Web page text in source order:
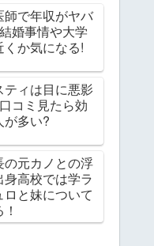
師で年収がヤバ
婚事情や大学
くか気になる!
ティは目に悪影
コミ見たら効
が多い?
の元カノとの浮
高校では学ラ
ロと妹について